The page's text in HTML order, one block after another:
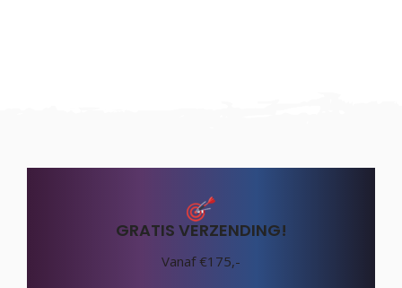
GRATIS VERZENDING!
Vanaf €175,-